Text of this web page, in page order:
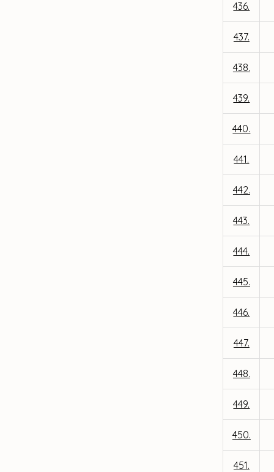
436.
437.
438.
439.
440.
441.
442.
443.
444.
445.
446.
447.
448.
449.
450.
451.